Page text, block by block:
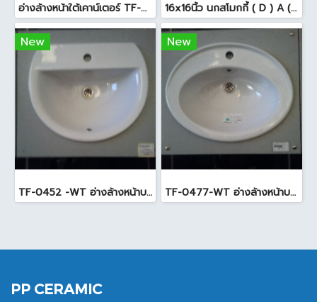
อ่างล้างหน้าใต้เคาน์เตอร์ TF-0458 สีขาว 16x16นิ้ว นกสโมกกี้ ( D ) A (Pack6)
New
TF-0452 -WT อ่างล้างหน้าบนเคาน์เตอร์ สีขาว
New
TF-0477-WT อ่างล้างหน้าบนเคาน์เตอร์ สีขาว
PP CERAMIC